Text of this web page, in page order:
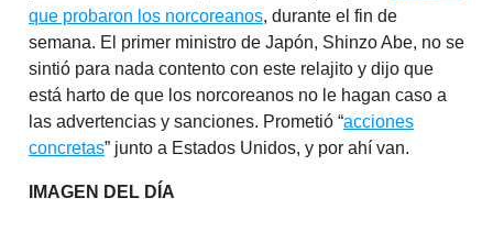
que probaron los norcoreanos, durante el fin de
semana. El primer ministro de Japón, Shinzo Abe, no se
sintió para nada contento con este relajito y dijo que
está harto de que los norcoreanos no le hagan caso a
las advertencias y sanciones. Prometió “acciones
concretas” junto a Estados Unidos, y por ahí van.
IMAGEN DEL DÍA